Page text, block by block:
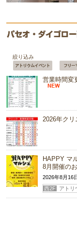
絞り込み
営業時間変
2026年ク
HAPPY マ
8月開催の
2026年8月
西2F
アトリ